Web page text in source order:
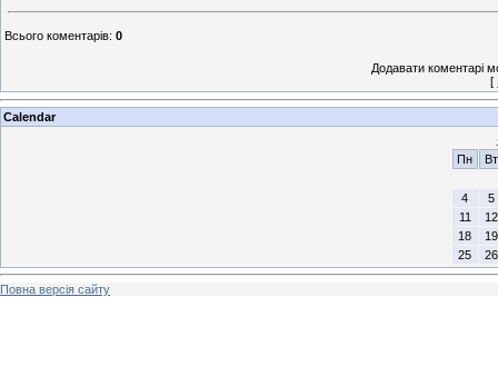
Всього коментарів: 0
Додавати коментарі
[
Calendar
Пн
Вт
4
5
11
12
18
19
25
26
Повна версія сайту